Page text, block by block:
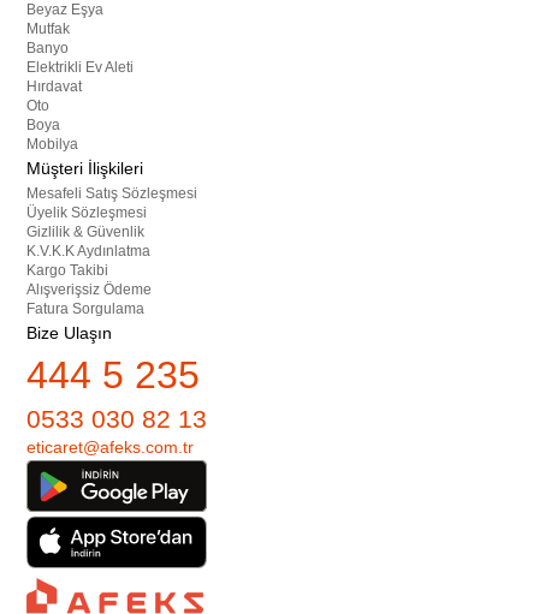
Beyaz Eşya
Mutfak
Banyo
Elektrikli Ev Aleti
Hırdavat
Oto
Boya
Mobilya
Müşteri İlişkileri
Mesafeli Satış Sözleşmesi
Üyelik Sözleşmesi
Gizlilik & Güvenlik
K.V.K.K Aydınlatma
Kargo Takibi
Alışverişsiz Ödeme
Fatura Sorgulama
Bize Ulaşın
444 5 235
0533 030 82 13
eticaret@afeks.com.tr